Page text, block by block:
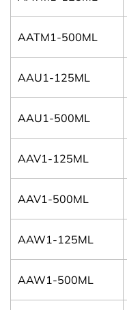
089 616
4868
AATM1-500ML
AAU1-125ML
AAU1-500ML
AAV1-125ML
AAV1-500ML
AAW1-125ML
AAW1-500ML